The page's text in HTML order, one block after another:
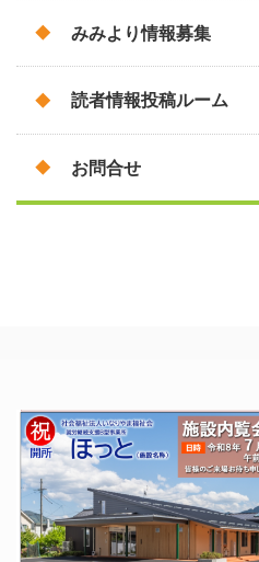
みみより情報募集
読者情報投稿ルーム
お問合せ